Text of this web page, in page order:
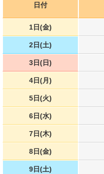
日付
1日(金)
2日(土)
3日(日)
4日(月)
5日(火)
6日(水)
7日(木)
8日(金)
9日(土)